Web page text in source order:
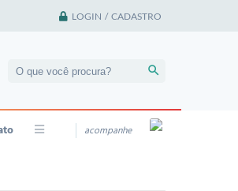
LOGIN / CADASTRO
acompanhe